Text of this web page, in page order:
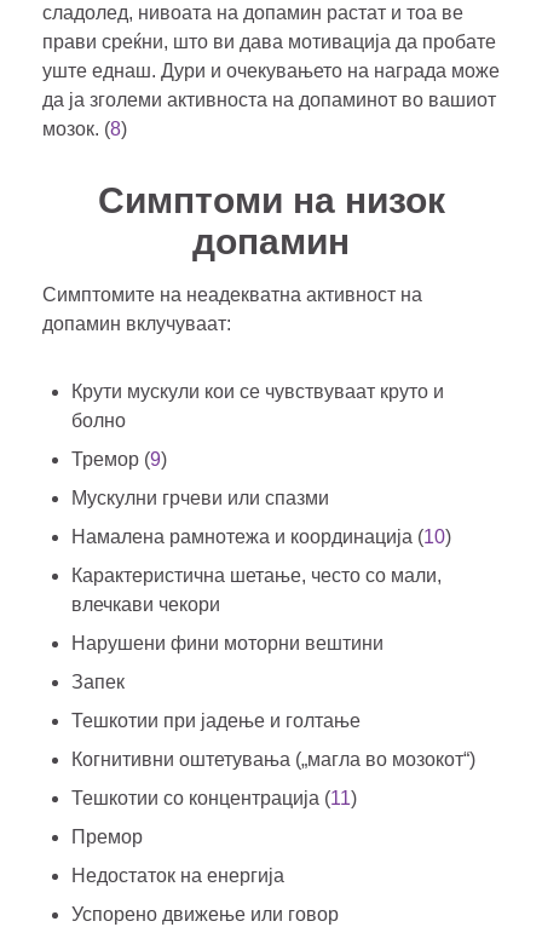
сладолед, нивоата на допамин растат и тоа ве
прави среќни, што ви дава мотивација да пробате
уште еднаш. Дури и очекувањето на награда може
да ја зголеми активноста на допаминот во вашиот
мозок. (8)
Симптоми на низок
допамин
Симптомите на неадекватна активност на
допамин вклучуваат:
Крути мускули кои се чувствуваат круто и
болно
Тремор (9)
Мускулни грчеви или спазми
Намалена рамнотежа и координација (10)
Карактеристична шетање, често со мали,
влечкави чекори
Нарушени фини моторни вештини
Запек
Тешкотии при јадење и голтање
Когнитивни оштетувања („магла во мозокот“)
Тешкотии со концентрација (11)
Премор
Недостаток на енергија
Успорено движење или говор